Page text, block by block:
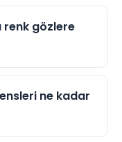
renk gözlere
ne kadar